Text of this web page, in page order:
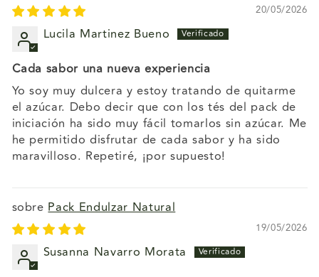
20/05/2026
Lucila Martinez Bueno
Cada sabor una nueva experiencia
Yo soy muy dulcera y estoy tratando de quitarme
el azúcar. Debo decir que con los tés del pack de
iniciación ha sido muy fácil tomarlos sin azúcar. Me
he permitido disfrutar de cada sabor y ha sido
maravilloso. Repetiré, ¡por supuesto!
Pack Endulzar Natural
19/05/2026
Susanna Navarro Morata